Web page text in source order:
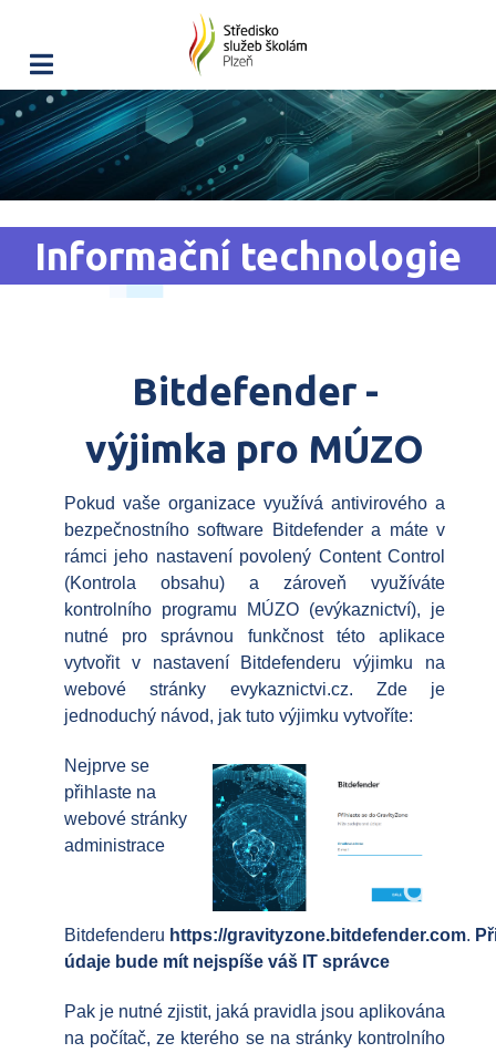
Informační technologie
Bitdefender -
výjimka pro MÚZO
Pokud vaše organizace využívá antivirového a
bezpečnostního software Bitdefender a máte v
rámci jeho nastavení povolený Content Control
(Kontrola obsahu) a zároveň využíváte
kontrolního programu MÚZO (evýkaznictví), je
nutné pro správnou funkčnost této aplikace
vytvořit v nastavení Bitdefenderu výjimku na
webové stránky evykaznictvi.cz. Zde je
jednoduchý návod, jak tuto výjimku vytvoříte:
Nejprve se
přihlaste na
webové stránky
administrace
Bitdefenderu https://gravityzone.bitdefender.com.
údaje bude mít nejspíše váš IT správce
Pak je nutné zjistit, jaká pravidla jsou aplikována
na počítač, ze kterého se na stránky kontrolního